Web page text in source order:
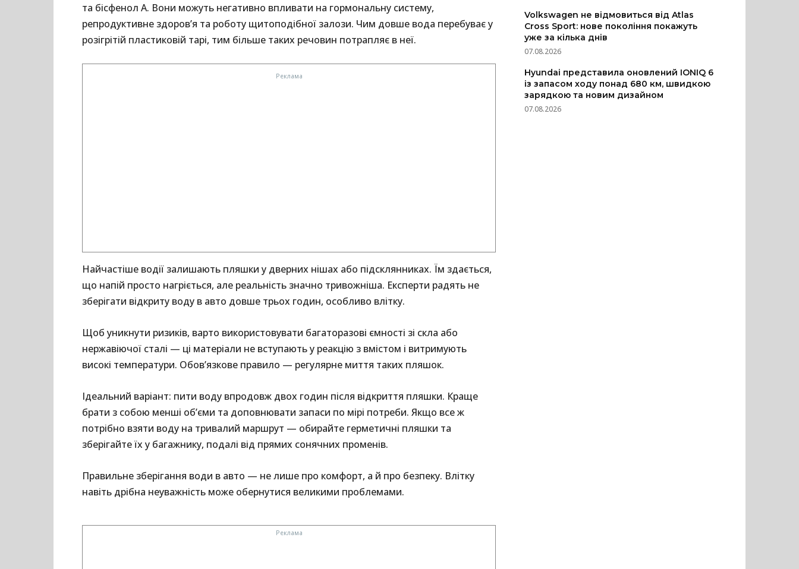
та бісфенол А. Вони можуть негативно впливати на гормональну систему,
репродуктивне здоров’я та роботу щитоподібної залози. Чим довше вода перебуває у
розігрітій пластиковій тарі, тим більше таких речовин потрапляє в неї.
Найчастіше водії залишають пляшки у дверних нішах або підсклянниках. Їм здається,
що напій просто нагріється, але реальність значно тривожніша. Експерти радять не
зберігати відкриту воду в авто довше трьох годин, особливо влітку.
Щоб уникнути ризиків, варто використовувати багаторазові ємності зі скла або
нержавіючої сталі — ці матеріали не вступають у реакцію з вмістом і витримують
високі температури. Обов’язкове правило — регулярне миття таких пляшок.
Ідеальний варіант: пити воду впродовж двох годин після відкриття пляшки. Краще
брати з собою менші об’єми та доповнювати запаси по мірі потреби. Якщо все ж
потрібно взяти воду на тривалий маршрут — обирайте герметичні пляшки та
зберігайте їх у багажнику, подалі від прямих сонячних променів.
Правильне зберігання води в авто — не лише про комфорт, а й про безпеку. Влітку
навіть дрібна неуважність може обернутися великими проблемами.
Volkswagen не відмовиться від Atlas
Cross Sport: нове покоління покажуть
уже за кілька днів
07.08.2026
Hyundai представила оновлений IONIQ 6
із запасом ходу понад 680 км, швидкою
зарядкою та новим дизайном
07.08.2026